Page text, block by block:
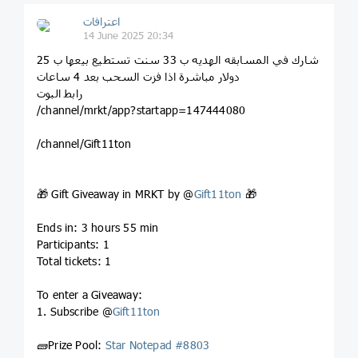
اعترافات
14 June 2025 20:34
شارك في المسابقه الهديه ب 33 سنت تستطيع بيعها ب 25
دولار مباشرة اذا فزت السحب بعد 4 ساعات
رابط البوت
/channel/mrkt/app?startapp=147444080
/channel/Gift11ton
🎁 Gift Giveaway in MRKT by @Gift11ton 🎁
Ends in: 3 hours 55 min
Participants: 1
Total tickets: 1
To enter a Giveaway:
1. Subscribe @Gift11ton
🧱Prize Pool: Star Notepad #8803